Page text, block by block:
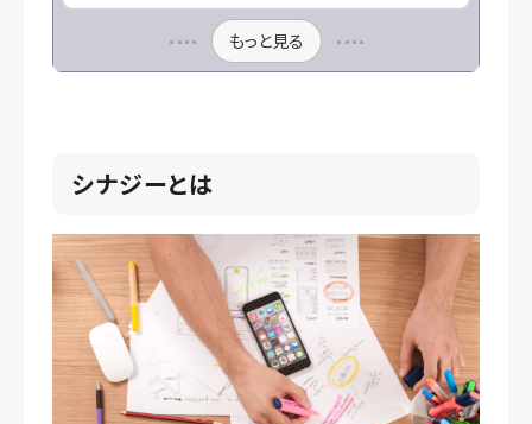
もっと見る
シナジーとは